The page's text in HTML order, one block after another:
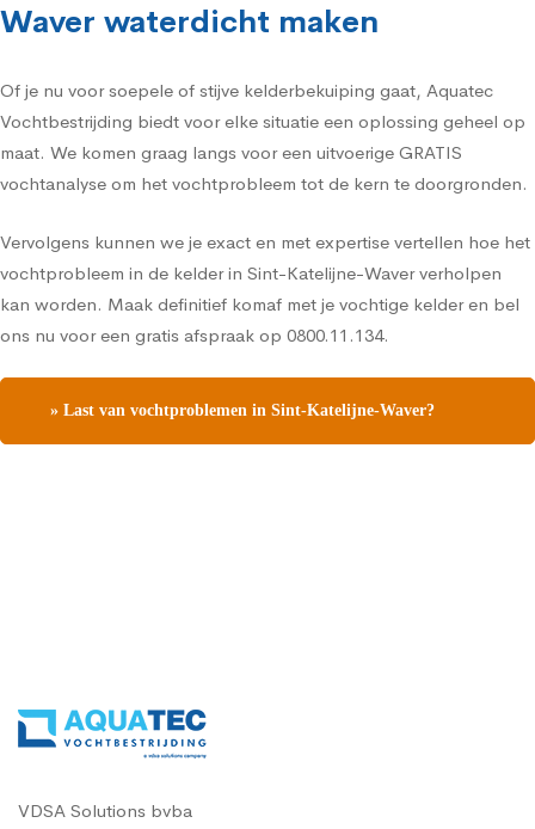
Waver waterdicht maken
Of je nu voor soepele of stijve kelderbekuiping gaat, Aquatec
Vochtbestrijding biedt voor elke situatie een oplossing geheel op
maat. We komen graag langs voor een uitvoerige GRATIS
vochtanalyse om het vochtprobleem tot de kern te doorgronden.
Vervolgens kunnen we je exact en met expertise vertellen hoe het
vochtprobleem in de kelder in Sint-Katelijne-Waver verholpen
kan worden. Maak definitief komaf met je vochtige kelder en bel
ons nu voor een gratis afspraak op 0800.11.134.
» Last van vochtproblemen in Sint-Katelijne-Waver?
VDSA Solutions bvba